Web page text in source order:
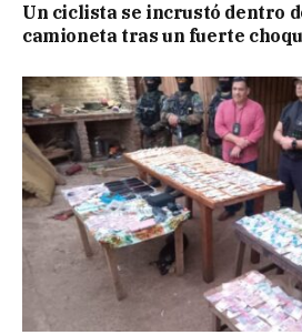
Un ciclista se incrustó dentro
camioneta tras un fuerte